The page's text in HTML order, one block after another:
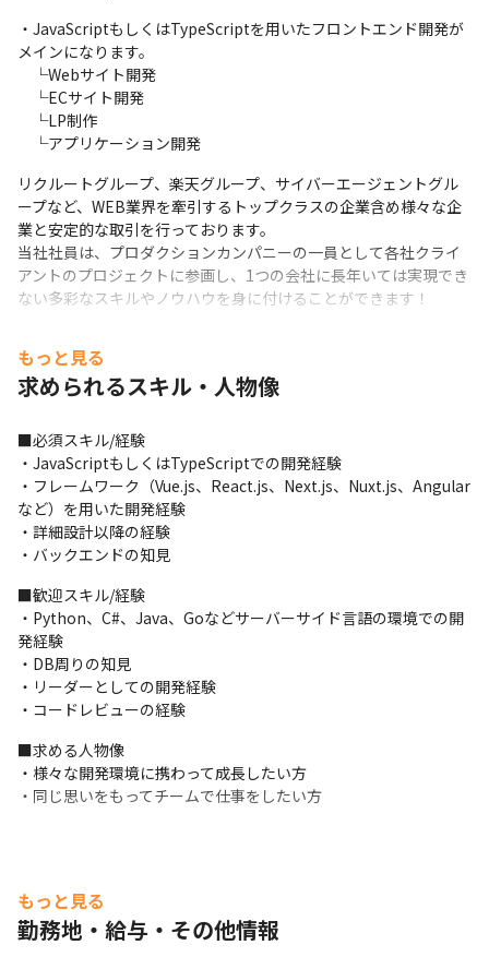
・JavaScriptもしくはTypeScriptを用いたフロントエンド開発が
メインになります。
└Webサイト開発
└ECサイト開発
└LP制作
└アプリケーション開発
リクルートグループ、楽天グループ、サイバーエージェントグル
ープなど、WEB業界を牽引するトップクラスの企業含め様々な企
業と安定的な取引を行っております。
当社社員は、プロダクションカンパニーの一員として各社クライ
アントのプロジェクトに参画し、1つの会社に長年いては実現でき
ない多彩なスキルやノウハウを身に付けることができます！
【直近でのプロジェクト】
①
■業務内容：
グルメ系アプリの新機能開発、改修業務を行っていただきます。
業務内容は要件定義～設計・実装まで担当いただきます。
■開発環境
開発言語：JavaScript, TypeScript, HTML, CSS
フレームワーク：Vue.js/Nuxt.js
インフラ： AWS
Knowledge Tool：Confluence
VCS：Bitbucket
その他：Slack,Teams
②
■案件名：国内教育事業に関連する学習支援システムの新アプリ
開発
■業務内容：
小中学生向けの学習支援サービスにおける新アプリの開発をお任
せいたします。
工程：開発時の変更管理に関する設計と開発
もっと見る
求められるスキル・人物像
■必須スキル/経験
・JavaScriptもしくはTypeScriptでの開発経験
・フレームワーク（Vue.js、React.js、Next.js、Nuxt.js、Angular
など）を用いた開発経験
・詳細設計以降の経験
・バックエンドの知見
■歓迎スキル/経験
・Python、C#、Java、Goなどサーバーサイド言語の環境での開
発経験
・DB周りの知見
・リーダーとしての開発経験
・コードレビューの経験
■求める人物像
・様々な開発環境に携わって成長したい方
・同じ思いをもってチームで仕事をしたい方
もっと見る
勤務地・給与・その他情報